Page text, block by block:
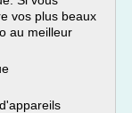
vos plus beaux
au meilleur